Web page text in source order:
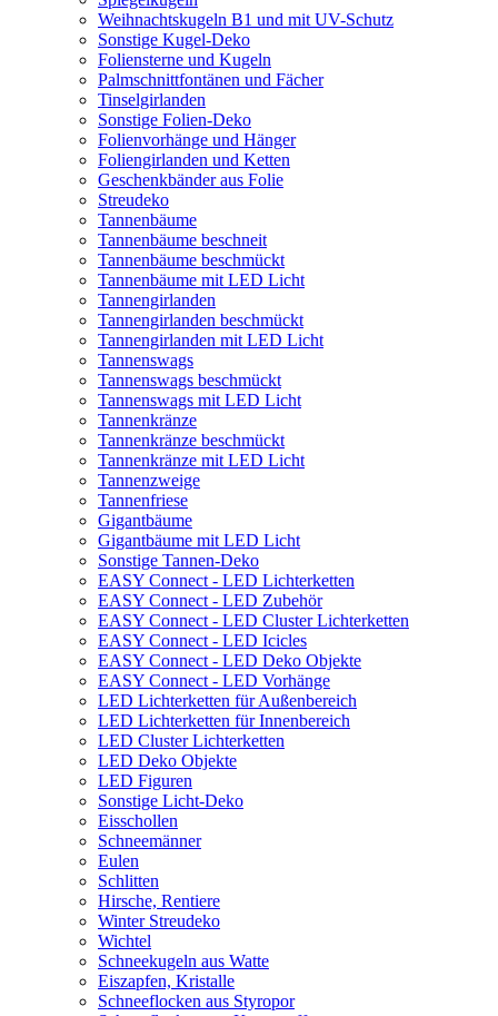
Weihnachtskugeln B1 und mit UV-Schutz
Sonstige Kugel-Deko
Foliensterne und Kugeln
Palmschnittfontänen und Fächer
Tinselgirlanden
Sonstige Folien-Deko
Folienvorhänge und Hänger
Foliengirlanden und Ketten
Geschenkbänder aus Folie
Streudeko
Tannenbäume
Tannenbäume beschneit
Tannenbäume beschmückt
Tannenbäume mit LED Licht
Tannengirlanden
Tannengirlanden beschmückt
Tannengirlanden mit LED Licht
Tannenswags
Tannenswags beschmückt
Tannenswags mit LED Licht
Tannenkränze
Tannenkränze beschmückt
Tannenkränze mit LED Licht
Tannenzweige
Tannenfriese
Gigantbäume
Gigantbäume mit LED Licht
Sonstige Tannen-Deko
EASY Connect - LED Lichterketten
EASY Connect - LED Zubehör
EASY Connect - LED Cluster Lichterketten
EASY Connect - LED Icicles
EASY Connect - LED Deko Objekte
EASY Connect - LED Vorhänge
LED Lichterketten für Außenbereich
LED Lichterketten für Innenbereich
LED Cluster Lichterketten
LED Deko Objekte
LED Figuren
Sonstige Licht-Deko
Eisschollen
Schneemänner
Eulen
Schlitten
Hirsche, Rentiere
Winter Streudeko
Wichtel
Schneekugeln aus Watte
Eiszapfen, Kristalle
Schneeflocken aus Styropor